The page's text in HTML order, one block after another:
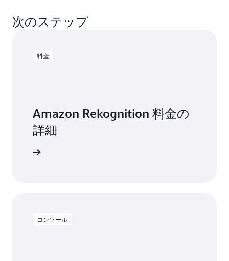
次のステップ
料金
Amazon Rekognition 料金の
詳細
コンソール